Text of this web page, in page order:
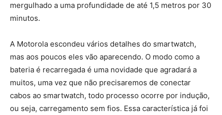
mergulhado a uma profundidade de até 1,5 metros por 30
minutos.
A Motorola escondeu vários detalhes do smartwatch,
mas aos poucos eles vão aparecendo. O modo como a
bateria é recarregada é uma novidade que agradará a
muitos, uma vez que não precisaremos de conectar
cabos ao smartwatch, todo processo ocorre por indução,
ou seja, carregamento sem fios. Essa característica já foi